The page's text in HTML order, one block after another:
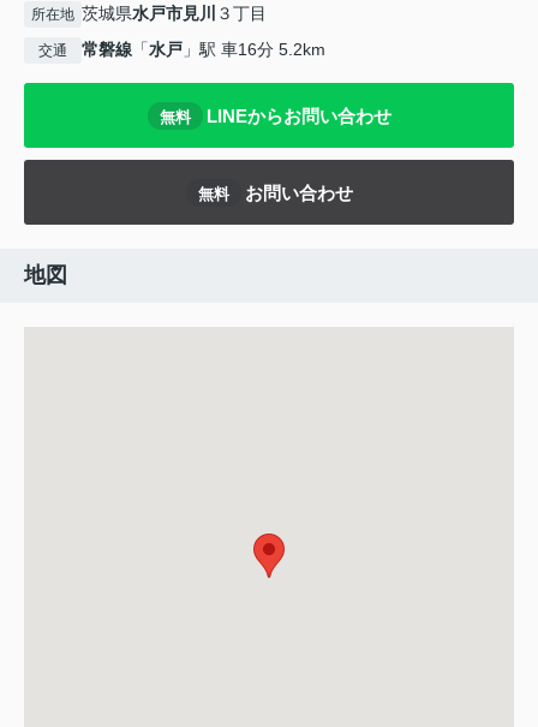
所在地 茨城県水戸市見川 ３丁目
交通 常磐線 「水戸 」駅 車16分 5.2km
無料 LINEからお問い合わせ
無料 お問い合わせ
地図